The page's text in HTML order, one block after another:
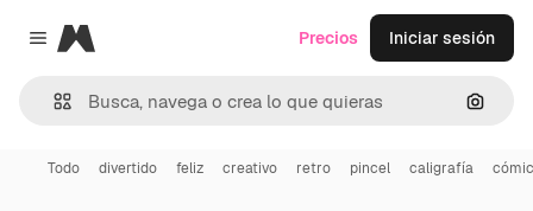
Close menu
Magnific Precios Iniciar sesión
Todo divertido feliz creativo retro pincel caligrafía cómic